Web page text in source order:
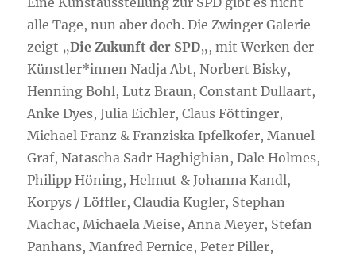
alle Tage, nun aber doch. Die Zwinger Galerie
zeigt „Die Zukunft der SPD„, mit Werken der
Künstler*innen Nadja Abt, Norbert Bisky,
Henning Bohl, Lutz Braun, Constant Dullaart,
Anke Dyes, Julia Eichler, Claus Föttinger,
Michael Franz & Franziska Ipfelkofer, Manuel
Graf, Natascha Sadr Haghighian, Dale Holmes,
Philipp Höning, Helmut & Johanna Kandl,
Korpys / Löffler, Claudia Kugler, Stephan
Machac, Michaela Meise, Anna Meyer, Stefan
Panhans, Manfred Pernice, Peter Piller,